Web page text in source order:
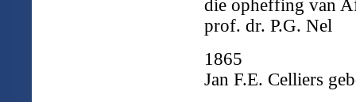
die opheffing van
prof. dr. P.G. Nel
1865
Jan F.E. Celliers